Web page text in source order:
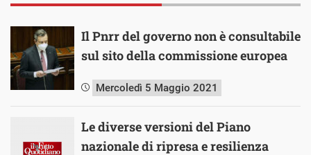
Il Pnrr del governo non è consultabile
sul sito della commissione europea
Mercoledì 5 Maggio 2021
Le diverse versioni del Piano
nazionale di ripresa e resilienza